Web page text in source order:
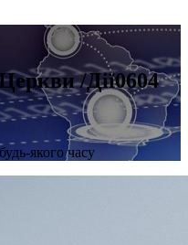
/Дії0604
якого часу